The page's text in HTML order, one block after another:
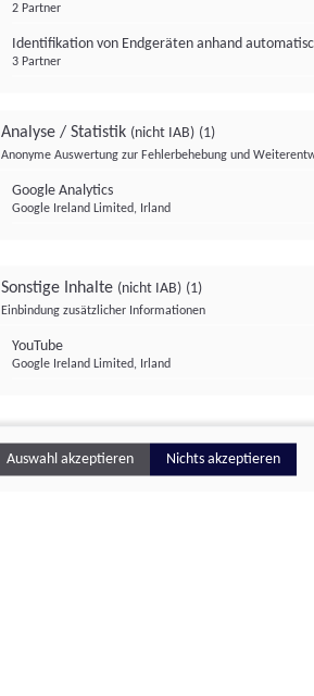
2 Partner
Identifikation von Endgeräten anhand
3 Partner
Analyse / Statistik (nicht IAB) (1)
Anonyme Auswertung zur Fehlerbehebung und
Google Analytics
Google Ireland Limited, Irland
Sonstige Inhalte (nicht IAB) (1)
Einbindung zusätzlicher Informationen
YouTube
Google Ireland Limited, Irland
Auswahl akzeptieren Nichts akzeptieren